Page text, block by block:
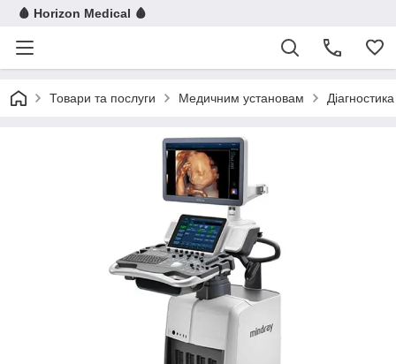
🩸 Horizon Medical 🩸
Товари та послуги Медичним установам Діагностика